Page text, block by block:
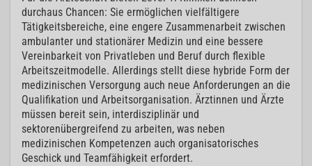
durchaus Chancen: Sie ermöglichen vielfältigere
Tätigkeitsbereiche, eine engere Zusammenarbeit zwischen
ambulanter und stationärer Medizin und eine bessere
Vereinbarkeit von Privatleben und Beruf durch flexible
Arbeitszeitmodelle. Allerdings stellt diese hybride Form der
medizinischen Versorgung auch neue Anforderungen an die
Qualifikation und Arbeitsorganisation. Ärztinnen und Ärzte
müssen bereit sein, interdisziplinär und
sektorenübergreifend zu arbeiten, was neben
medizinischen Kompetenzen auch organisatorisches
Geschick und Teamfähigkeit erfordert.